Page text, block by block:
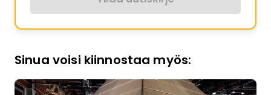
Sinua voisi kiinnostaa myös: